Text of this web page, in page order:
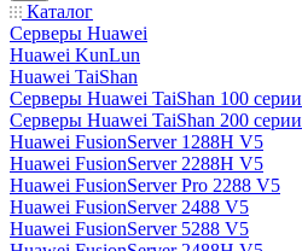
Каталог
Серверы Huawei
Huawei KunLun
Huawei TaiShan
Серверы Huawei TaiShan 100 серии
Серверы Huawei TaiShan 200 серии
Huawei FusionServer 1288H V5
Huawei FusionServer 2288H V5
Huawei FusionServer Pro 2288 V5
Huawei FusionServer 2488 V5
Huawei FusionServer 5288 V5